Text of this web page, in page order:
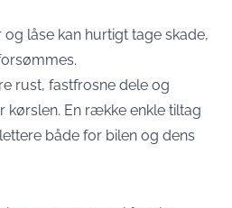
låse kan hurtigt tage skade,
rust, fastfrosne dele og
kørslen. En række enkle tiltag
både for bilen og dens